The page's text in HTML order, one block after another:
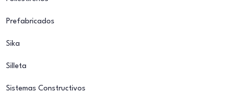
Prefabricados
Sika
Silleta
Sistemas Constructivos